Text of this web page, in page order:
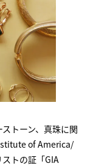
トーン、真珠に関
of America/
トの証「GIA